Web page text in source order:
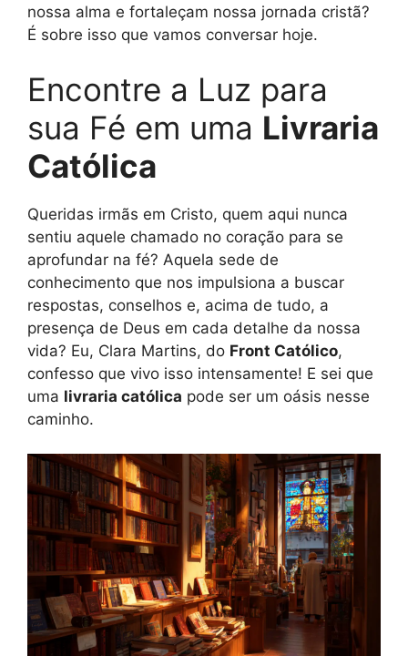
nossa alma e fortaleçam nossa jornada cristã?
É sobre isso que vamos conversar hoje.
Encontre a Luz para
sua Fé em uma Livraria
Católica
Queridas irmãs em Cristo, quem aqui nunca
sentiu aquele chamado no coração para se
aprofundar na fé? Aquela sede de
conhecimento que nos impulsiona a buscar
respostas, conselhos e, acima de tudo, a
presença de Deus em cada detalhe da nossa
vida? Eu, Clara Martins, do Front Católico,
confesso que vivo isso intensamente! E sei que
uma livraria católica pode ser um oásis nesse
caminho.